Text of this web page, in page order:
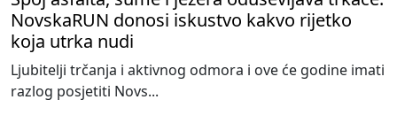
NovskaRUN donosi iskustvo kakvo rijetko
koja utrka nudi
Ljubitelji trčanja i aktivnog odmora i ove će godine imati
razlog posjetiti Novs...